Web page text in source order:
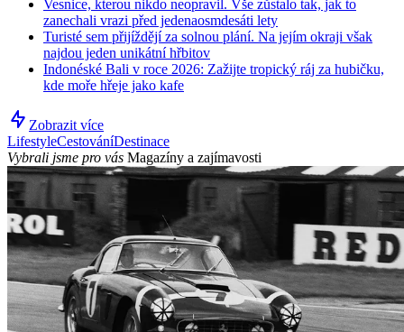
Vesnice, kterou nikdo neopravil. Vše zůstalo tak, jak to
zanechali vrazi před jedenaosmdesáti lety
Turisté sem přijíždějí za solnou plání. Na jejím okraji však
najdou jeden unikátní hřbitov
Indonéské Bali v roce 2026: Zažijte tropický ráj za hubičku,
kde moře hřeje jako kafe
Zobrazit více
LifestyleCestováníDestinace
Vybrali jsme pro vás Magazíny a zajímavosti